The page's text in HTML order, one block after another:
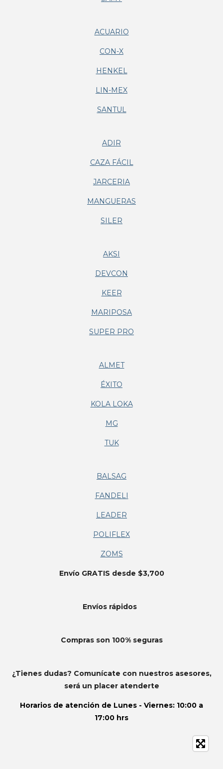
ACUARIO
CON-X
HENKEL
LIN-MEX
SANTUL
ADIR
CAZA FÁCIL
JARCERIA
MANGUERAS
SILER
AKSI
DEVCON
KEER
MARIPOSA
SUPER PRO
ALMET
ÉXITO
KOLA LOKA
MG
TUK
BALSAG
FANDELI
LEADER
POLIFLEX
ZOMS
Envío GRATIS desde $3,700
Envíos rápidos
Compras son 100% seguras
¿Tienes dudas? Comunícate con nuestros asesores,
será un placer atenderte
Horarios de atención de Lunes - Viernes: 10:00 a
17:00 hrs